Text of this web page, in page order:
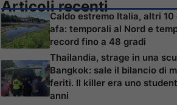
Articoli recenti
Caldo estremo Italia, altri 10
afa: temporali al Nord e
record fino a 48 gradi
Thailandia, strage in una
Bangkok: sale il bilancio di
feriti. Il killer era uno
anni